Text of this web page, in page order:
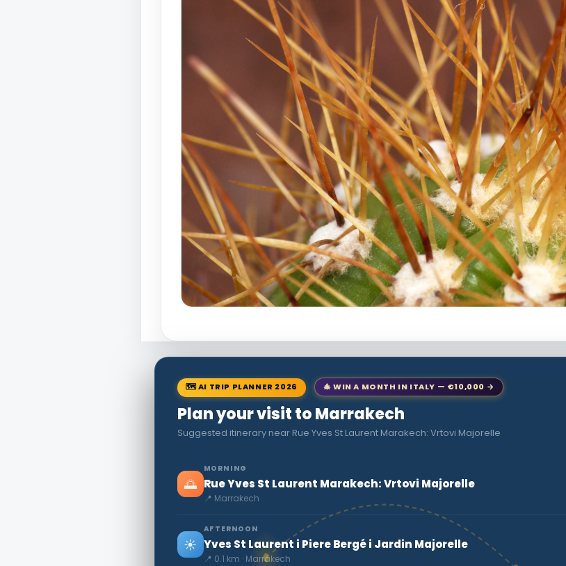
🗺 AI TRIP PLANNER 2026 🎄 WIN A MONTH IN ITALY — €10,000 →
Plan your visit to Marrakech
Suggested itinerary near Rue Yves St Laurent Marakech: Vrtovi Majorelle
🌅
MORNING
Rue Yves St Laurent Marakech: Vrtovi Majorelle
📍 Marrakech
☀️
AFTERNOON
Yves St Laurent i Piere Bergé i Jardin Majorelle
📍 0.1 km · Marrakech